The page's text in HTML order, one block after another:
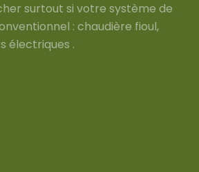
surtout si votre système de
: chaudière fioul,
électriques .